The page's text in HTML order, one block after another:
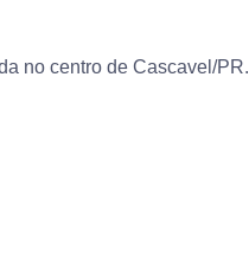
no centro de Cascavel/PR.